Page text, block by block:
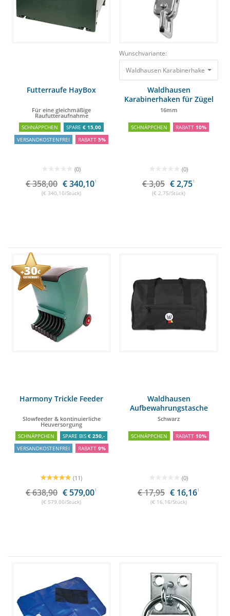
Futterraufe HayBox
Für eine gleichmäßige
Raufutteraufnahme
SCHNÄPPCHEN SPARE € 15,00
VERSANDKOSTENFREI
RABATT 5%
(0)
€ 358,00 € 340,101
(€ 340,10/Stück)
Wunschvariante:
Waldhausen
Karabinerhaken für Zügel
und Hilfszügel
16mm
SCHNÄPPCHEN RABATT 10%
(0)
€ 3,05 € 2,751
(€ 2,75/Stück)
Harmony Trickle Feeder
Slowfeeder & kontinuierliche
Heuversorgung
SCHNÄPPCHEN SPARE BIS € 250,-
VERSANDKOSTENFREI
RABATT 9%
(11)
€ 638,90 € 579,001
(€ 579,00/Stück)
Waldhausen
Aufbewahrungstasche
Schwarz
SCHNÄPPCHEN RABATT 10%
(0)
€ 17,95 € 16,161
(€ 16,16/Stück)